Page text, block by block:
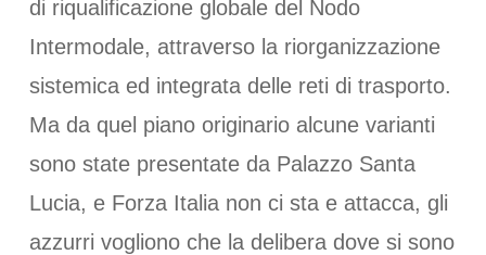
di riqualificazione globale del Nodo
Intermodale, attraverso la riorganizzazione
sistemica ed integrata delle reti di trasporto.
Ma da quel piano originario alcune varianti
sono state presentate da Palazzo Santa
Lucia, e Forza Italia non ci sta e attacca, gli
azzurri vogliono che la delibera dove si sono